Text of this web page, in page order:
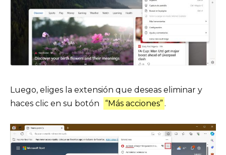
Luego, eliges la extensión que deseas eliminar y
haces clic en su botón
“Más acciones” .